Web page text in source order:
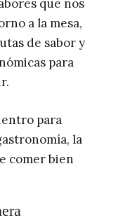
que nos
a la mesa,
de sabor y
para
para
la
comer bien